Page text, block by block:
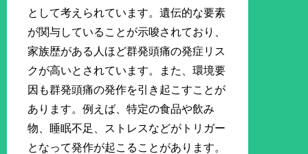
として考えられています。遺伝的な要素
が関与していることが示唆されており、
家族歴がある人ほど群発頭痛の発症リス
クが高いとされています。また、環境要
因も群発頭痛の発作を引き起こすことが
あります。例えば、特定の食品や飲み
物、睡眠不足、ストレスなどがトリガー
となって発作が起こることがあります。